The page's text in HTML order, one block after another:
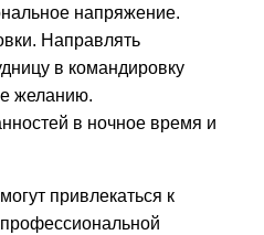
напряжение.
Направлять
в командировку
желанию.
в ночное время и
привлекаться к